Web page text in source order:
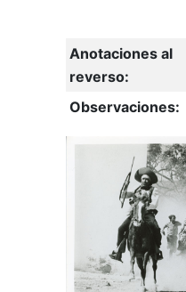
Anotaciones al
reverso:
Observaciones: